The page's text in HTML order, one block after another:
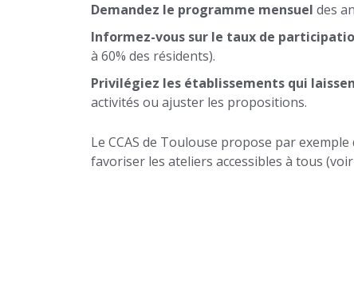
Demandez le programme mensuel des
Informez-vous sur le taux de
à 60% des résidents).
Privilégiez les établissements qui
activités ou ajuster les propositions.
Le CCAS de Toulouse propose par
favoriser les ateliers accessibles à tous (voir